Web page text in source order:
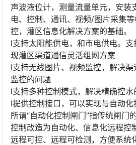
声波液位计，测量流量单元，安装
电、控制、通讯、视频/图片采集
控，灌区信息化解决方案的基础。
l支持太阳能供电，和市电供电。
现灌区渠道通信灵活组网方案
l支持无线图片、视频监控，解决
监控的问题
l支持多种控制模式，解决精确控水
l提供控制接口，可以实现与自动
所谓“自动化控制闸门”指传统闸门
控制改造为自动化、信息化远程控
远程可控、远程可检测，方便系统